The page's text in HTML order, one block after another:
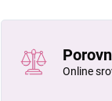
Online